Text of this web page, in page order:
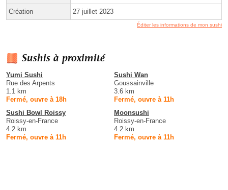
Création 27 juillet 2023
Éditer les informations de mon sushi
Sushis à proximité
Yumi Sushi
Rue des Arpents
1.1 km
Fermé, ouvre à 18h
Sushi Wan
Goussainville
3.6 km
Fermé, ouvre à 11h
Sushi Bowl Roissy
Roissy-en-France
4.2 km
Fermé, ouvre à 11h
Moonsushi
Roissy-en-France
4.2 km
Fermé, ouvre à 11h